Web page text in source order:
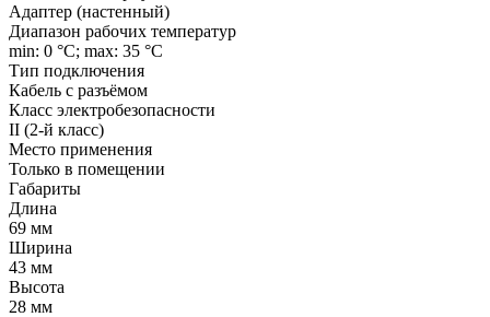
Адаптер (настенный)
Диапазон рабочих температур
min: 0 °C; max: 35 °C
Тип подключения
Кабель с разъёмом
Класс электробезопасности
II (2-й класс)
Место применения
Только в помещении
Габариты
Длина
69 мм
Ширина
43 мм
Высота
28 мм